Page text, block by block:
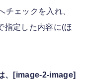
ェックを入れ、
指定した内容に(ほ
、[image-2-image]